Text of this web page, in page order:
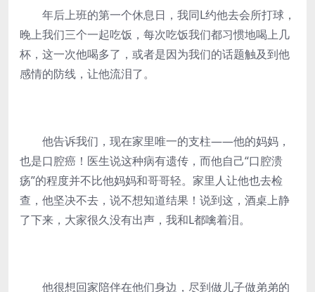
年后上班的第一个休息日，我同L约他去会所打球，
晚上我们三个一起吃饭，每次吃饭我们都习惯地喝上几
杯，这一次他喝多了，或者是因为我们的话题触及到他
感情的防线，让他流泪了。
他告诉我们，现在家里唯一的支柱——他的妈妈，
也是口腔癌！医生说这种病有遗传，而他自己“口腔溃
疡”的程度并不比他妈妈和哥哥轻。家里人让他也去检
查，他坚决不去，说不想知道结果！说到这，酒桌上静
了下来，大家很久没有出声，我和L都噙着泪。
他很想回家陪伴在他们身边，尽到做儿子做弟弟的